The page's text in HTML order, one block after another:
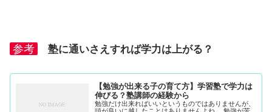
参考 塾に通いさえすれば学力は上がる？
【勉強が出来る子の育て方】学習塾で学力は
伸びる？塾講師の経験から
勉強だけ出来ればいいというものではありませんが、
頭が良いに越したことはありませんよね。 勉強が苦